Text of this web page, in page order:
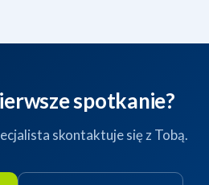
spotkanie?
skontaktuje się z Tobą.